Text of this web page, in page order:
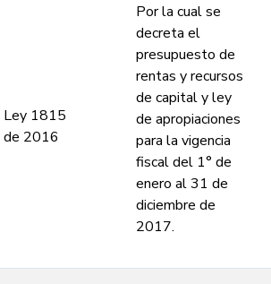
Ley 1815
de 2016
Por la cual se
decreta el
presupuesto de
rentas y recursos
de capital y ley
de apropiaciones
para la vigencia
fiscal del 1° de
enero al 31 de
diciembre de
2017.